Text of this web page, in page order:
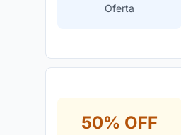
Oferta
50% OFF